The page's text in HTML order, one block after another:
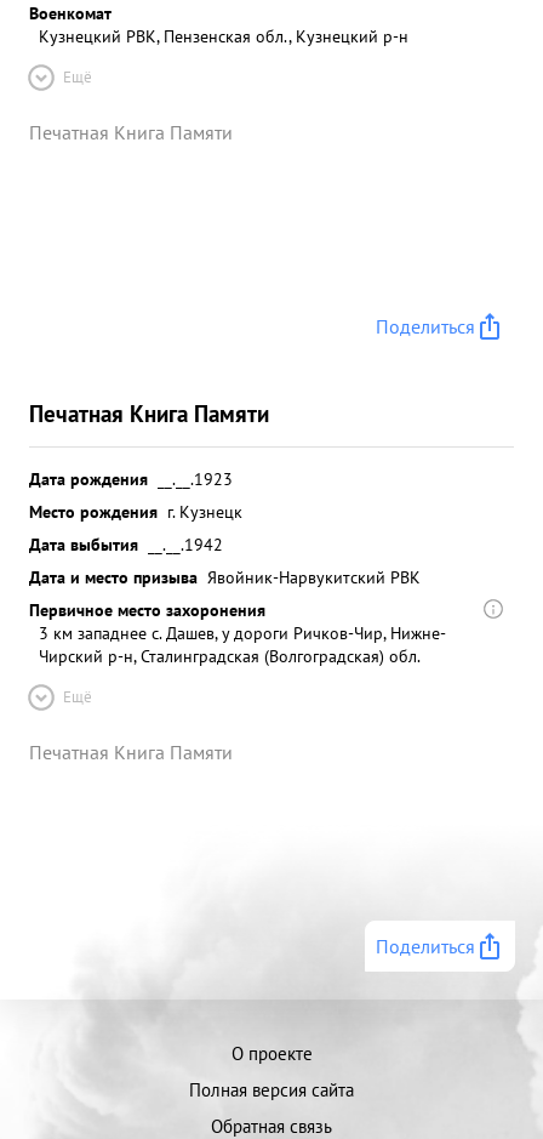
Военкомат
Кузнецкий РВК, Пензенская обл., Кузнецкий р-н
Ещё
Печатная Книга Памяти
Поделиться
Печатная Книга Памяти
Дата рождения
__.__.1923
Место рождения г. Кузнецк
Дата выбытия
__.__.1942
Дата и место призыва Явойник-Нарвукитский РВК
Первичное место захоронения
3 км западнее с. Дашев, у дороги Ричков-Чир, Нижне-
Чирский р-н, Сталинградская (Волгоградская) обл.
Ещё
Печатная Книга Памяти
Поделиться
О проекте
Полная версия сайта
Обратная связь